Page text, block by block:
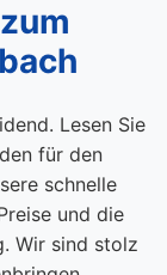
Lesen Sie
für den
schnelle
und die
Wir sind stolz